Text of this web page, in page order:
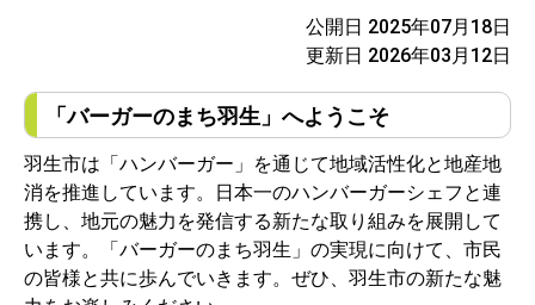
公開日 2025年07月18日
更新日 2026年03月12日
「バーガーのまち羽生」へようこそ
羽生市は「ハンバーガー」を通じて地域活性化と地産地
消を推進しています。日本一のハンバーガーシェフと連
携し、地元の魅力を発信する新たな取り組みを展開して
います。「バーガーのまち羽生」の実現に向けて、市民
の皆様と共に歩んでいきます。ぜひ、羽生市の新たな魅